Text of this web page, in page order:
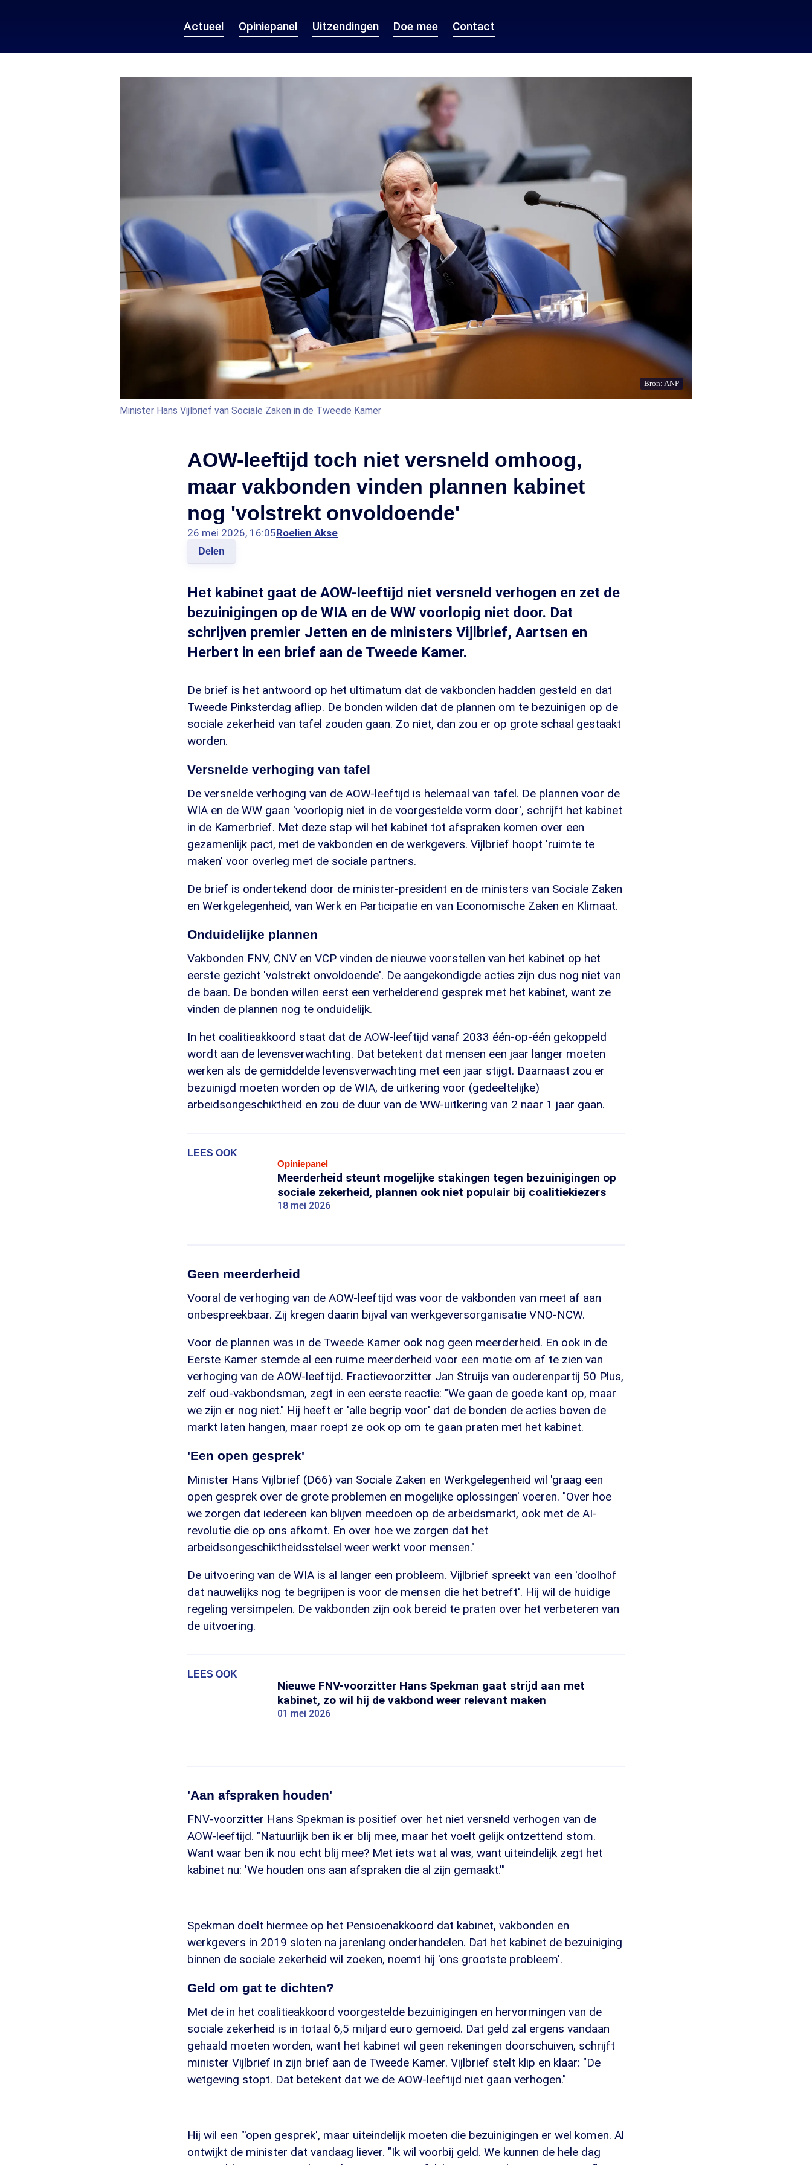
Actueel Opiniepanel Uitzendingen Doe mee Contact
Bron: ANP
Minister Hans Vijlbrief van Sociale Zaken in de Tweede Kamer
AOW-leeftijd toch niet versneld omhoog,
maar vakbonden vinden plannen kabinet
nog 'volstrekt onvoldoende'
26 mei 2026, 16:05Roelien Akse
Delen
Het kabinet gaat de AOW-leeftijd niet versneld verhogen en zet de
bezuinigingen op de WIA en de WW voorlopig niet door. Dat
schrijven premier Jetten en de ministers Vijlbrief, Aartsen en
Herbert in een brief aan de Tweede Kamer.
De brief is het antwoord op het ultimatum dat de vakbonden hadden gesteld en dat
Tweede Pinksterdag afliep. De bonden wilden dat de plannen om te bezuinigen op de
sociale zekerheid van tafel zouden gaan. Zo niet, dan zou er op grote schaal gestaakt
worden.
Versnelde verhoging van tafel
De versnelde verhoging van de AOW-leeftijd is helemaal van tafel. De plannen voor de
WIA en de WW gaan 'voorlopig niet in de voorgestelde vorm door', schrijft het kabinet
in de Kamerbrief. Met deze stap wil het kabinet tot afspraken komen over een
gezamenlijk pact, met de vakbonden en de werkgevers. Vijlbrief hoopt 'ruimte te
maken' voor overleg met de sociale partners.
De brief is ondertekend door de minister-president en de ministers van Sociale Zaken
en Werkgelegenheid, van Werk en Participatie en van Economische Zaken en Klimaat.
Onduidelijke plannen
Vakbonden FNV, CNV en VCP vinden de nieuwe voorstellen van het kabinet op het
eerste gezicht 'volstrekt onvoldoende'. De aangekondigde acties zijn dus nog niet van
de baan. De bonden willen eerst een verhelderend gesprek met het kabinet, want ze
vinden de plannen nog te onduidelijk.
In het coalitieakkoord staat dat de AOW-leeftijd vanaf 2033 één-op-één gekoppeld
wordt aan de levensverwachting. Dat betekent dat mensen een jaar langer moeten
werken als de gemiddelde levensverwachting met een jaar stijgt. Daarnaast zou er
bezuinigd moeten worden op de WIA, de uitkering voor (gedeeltelijke)
arbeidsongeschiktheid en zou de duur van de WW-uitkering van 2 naar 1 jaar gaan.
LEES OOK
Opiniepanel
Meerderheid steunt mogelijke stakingen tegen bezuinigingen op
sociale zekerheid, plannen ook niet populair bij coalitiekiezers
18 mei 2026
Geen meerderheid
Vooral de verhoging van de AOW-leeftijd was voor de vakbonden van meet af aan
onbespreekbaar. Zij kregen daarin bijval van werkgeversorganisatie VNO-NCW.
Voor de plannen was in de Tweede Kamer ook nog geen meerderheid. En ook in de
Eerste Kamer stemde al een ruime meerderheid voor een motie om af te zien van
verhoging van de AOW-leeftijd. Fractievoorzitter Jan Struijs van ouderenpartij 50 Plus,
zelf oud-vakbondsman, zegt in een eerste reactie: "We gaan de goede kant op, maar
we zijn er nog niet." Hij heeft er 'alle begrip voor' dat de bonden de acties boven de
markt laten hangen, maar roept ze ook op om te gaan praten met het kabinet.
'Een open gesprek'
Minister Hans Vijlbrief (D66) van Sociale Zaken en Werkgelegenheid wil 'graag een
open gesprek over de grote problemen en mogelijke oplossingen' voeren. "Over hoe
we zorgen dat iedereen kan blijven meedoen op de arbeidsmarkt, ook met de AI-
revolutie die op ons afkomt. En over hoe we zorgen dat het
arbeidsongeschiktheidsstelsel weer werkt voor mensen."
De uitvoering van de WIA is al langer een probleem. Vijlbrief spreekt van een 'doolhof
dat nauwelijks nog te begrijpen is voor de mensen die het betreft'. Hij wil de huidige
regeling versimpelen. De vakbonden zijn ook bereid te praten over het verbeteren van
de uitvoering.
LEES OOK
Nieuwe FNV-voorzitter Hans Spekman gaat strijd aan met
kabinet, zo wil hij de vakbond weer relevant maken
01 mei 2026
'Aan afspraken houden'
FNV-voorzitter Hans Spekman is positief over het niet versneld verhogen van de
AOW-leeftijd. "Natuurlijk ben ik er blij mee, maar het voelt gelijk ontzettend stom.
Want waar ben ik nou echt blij mee? Met iets wat al was, want uiteindelijk zegt het
kabinet nu: 'We houden ons aan afspraken die al zijn gemaakt.'"
Spekman doelt hiermee op het Pensioenakkoord dat kabinet, vakbonden en
werkgevers in 2019 sloten na jarenlang onderhandelen. Dat het kabinet de bezuiniging
binnen de sociale zekerheid wil zoeken, noemt hij 'ons grootste probleem'.
Geld om gat te dichten?
Met de in het coalitieakkoord voorgestelde bezuinigingen en hervormingen van de
sociale zekerheid is in totaal 6,5 miljard euro gemoeid. Dat geld zal ergens vandaan
gehaald moeten worden, want het kabinet wil geen rekeningen doorschuiven, schrijft
minister Vijlbrief in zijn brief aan de Tweede Kamer. Vijlbrief stelt klip en klaar: "De
wetgeving stopt. Dat betekent dat we de AOW-leeftijd niet gaan verhogen."
Hij wil een "'open gesprek', maar uiteindelijk moeten die bezuinigingen er wel komen. Al
ontwijkt de minister dat vandaag liever. "Ik wil voorbij geld. We kunnen de hele dag